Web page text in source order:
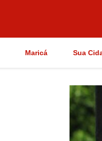
Maricá Sua